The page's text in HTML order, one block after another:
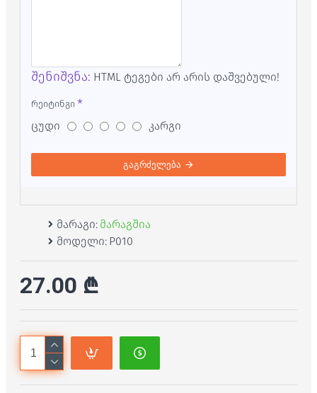
შენიშვნა: HTML ტეგები არ არის დაშვებული!
რეიტინგი
ცუდი კარგი
გაგრძელება
მარაგი: მარაგშია
მოდელი: P010
27.00 ₾